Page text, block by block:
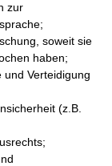
zur
soweit sie
haben;
Verteidigung
(z.B.